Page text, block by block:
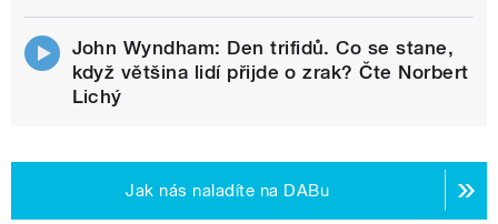
John Wyndham: Den trifidů. Co se stane,
když většina lidí přijde o zrak? Čte Norbert
Lichý
Jak nás naladíte na DABu